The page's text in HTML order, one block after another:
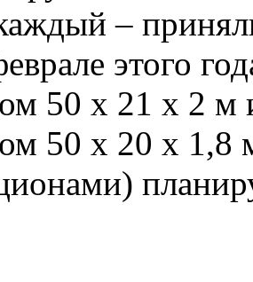
–
этого
50 х 21 х 2 м
50 х 20 х 1,8